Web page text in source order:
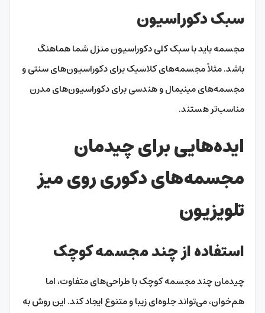
سبک دکوراسیون
مجسمه باید با سبک کلی دکوراسیون منزل شما هماهنگ
باشد. مثلاً مجسمه‌های کلاسیک برای دکوراسیون‌های سنتی و
مجسمه‌های مینیمال و هندسی برای دکوراسیون‌های مدرن
مناسب‌تر هستند.
ایده‌هایی برای چیدمان
مجسمه‌های دکوری روی میز
تلویزیون
استفاده از چند مجسمه کوچک
چیدمان چند مجسمه کوچک با طراحی‌های متفاوت، اما
هم‌خوان، می‌تواند جلوه‌ای زیبا و متنوع ایجاد کند. این روش به